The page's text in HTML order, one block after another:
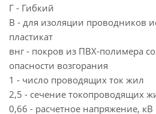
Г - Гибкий
В - для изоляции проводников
пластикат
внг - покров из ПВХ-полимера
опасности возгорания
1 - число проводящих ток жил
2,5 - сечение токопроводящих
0,66 - расчетное напряжение, кВ